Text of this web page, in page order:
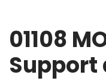
01108